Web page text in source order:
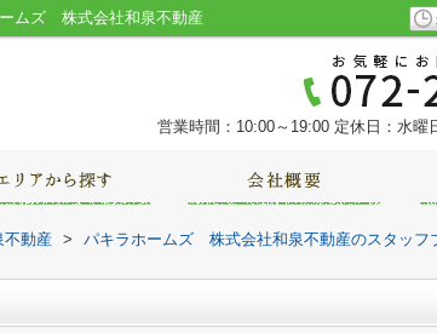
ムズ 株式会社和泉不動産
営業時間：10:00～19:00 定休日：水曜
不動産 > パキラホームズ 株式会社和泉不動産のスタッフ